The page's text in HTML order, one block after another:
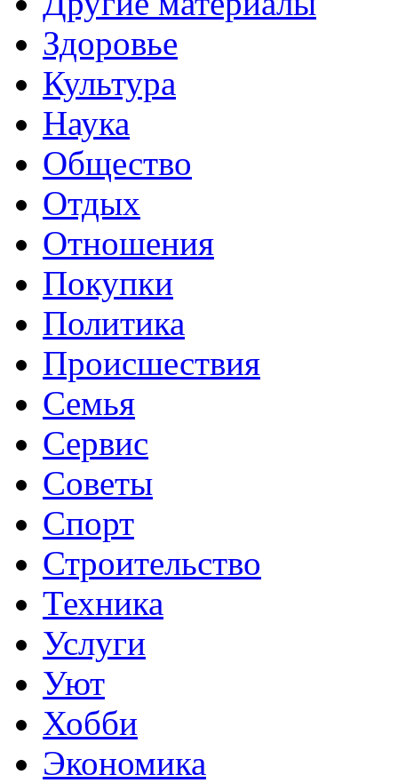
Здоровье
Культура
Наука
Общество
Отдых
Отношения
Покупки
Политика
Происшествия
Семья
Сервис
Советы
Спорт
Строительство
Техника
Услуги
Уют
Хобби
Экономика